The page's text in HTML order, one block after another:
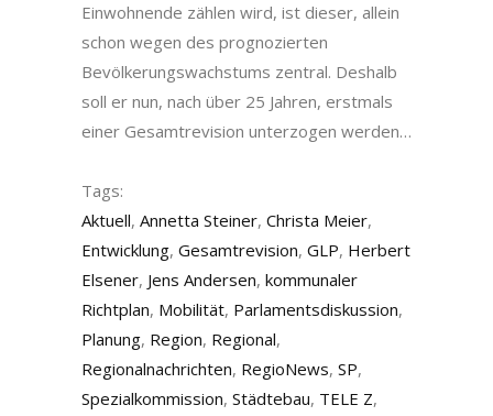
Einwohnende zählen wird, ist dieser, allein
schon wegen des prognozierten
Bevölkerungswachstums zentral. Deshalb
soll er nun, nach über 25 Jahren, erstmals
einer Gesamtrevision unterzogen werden…
Tags:
Aktuell, Annetta Steiner, Christa Meier,
Entwicklung, Gesamtrevision, GLP, Herbert
Elsener, Jens Andersen, kommunaler
Richtplan, Mobilität, Parlamentsdiskussion,
Planung, Region, Regional,
Regionalnachrichten, RegioNews, SP,
Spezialkommission, Städtebau, TELE Z,